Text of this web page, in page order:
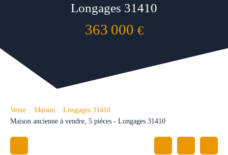
Longages 31410
363 000 €
Vente Maison
Longages 31410
Maison ancienne à vendre, 5 pièces - Longages 31410